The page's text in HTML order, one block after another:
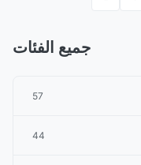
جميع الفئات
57
44